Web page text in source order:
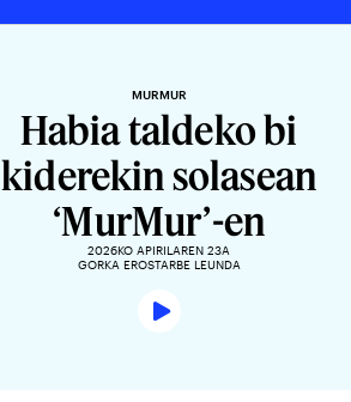
MURMUR
Habia taldeko bi
kiderekin solasean
‘MurMur’-en
2026KO APIRILAREN 23A
GORKA EROSTARBE LEUNDA